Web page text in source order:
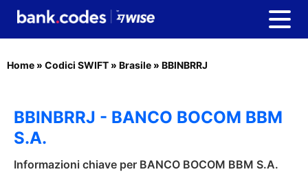
Home » Codici SWIFT » Brasile » BBINBRRJ
BBINBRRJ - BANCO BOCOM BBM
S.A.
Informazioni chiave per BANCO BOCOM BBM S.A.